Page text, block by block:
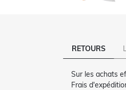
RETOURS
Sur les achats
Frais